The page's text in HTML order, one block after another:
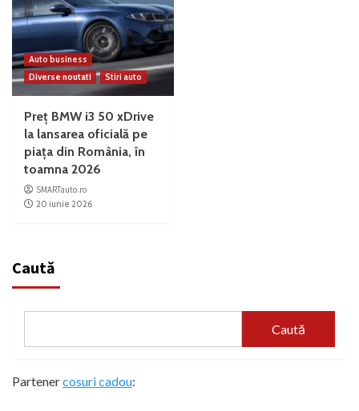
Auto business
Diverse noutati
Stiri auto
Preț BMW i3 50 xDrive
la lansarea oficială pe
piața din România, în
toamna 2026
SMARTauto.ro
20 iunie 2026
Caută
Caută
Partenercosuri cadou: